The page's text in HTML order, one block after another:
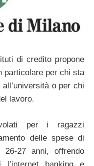
di credito propone
particolare per chi sta
o per chi
lavoro.
per i ragazzi
delle spese di
27 anni, offrendo